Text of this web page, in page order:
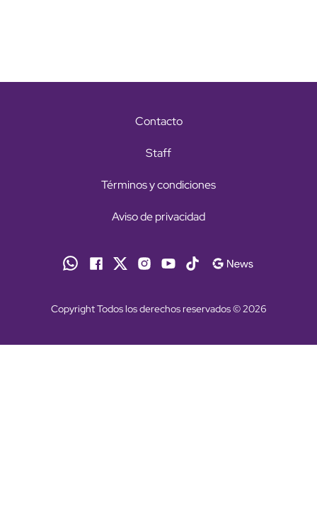
Contacto
Staff
Términos y condiciones
Aviso de privacidad
Copyright Todos los derechos reservados © 2026